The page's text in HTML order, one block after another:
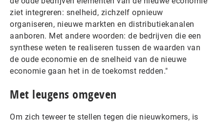
ziet integreren: snelheid, zichzelf opnieuw
organiseren, nieuwe markten en distributiekanalen
aanboren. Met andere woorden: de bedrijven die een
synthese weten te realiseren tussen de waarden van
de oude economie en de snelheid van de nieuwe
economie gaan het in de toekomst redden."
Met leugens omgeven
Om zich teweer te stellen tegen die nieuwkomers, is